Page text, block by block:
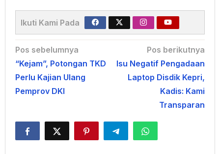
Ikuti Kami Pada
Navigasi
pos
Pos sebelumnya
“Kejam”, Potongan TKD
Perlu Kajian Ulang
Pemprov DKI
Pos berikutnya
Isu Negatif Pengadaan
Laptop Disdik Kepri,
Kadis: Kami
Transparan